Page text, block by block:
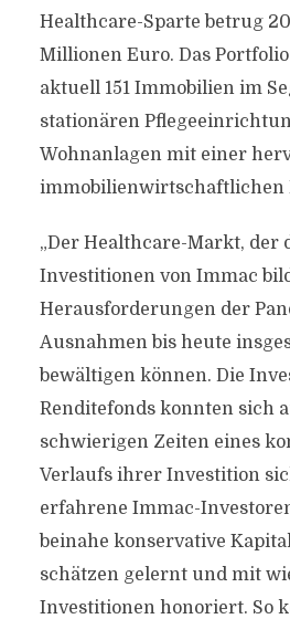
Healthcare-Sparte betrug
Millionen Euro. Das
aktuell 151 Immobilien im
stationären
Wohnanlagen mit einer
immobilienwirtschaftlichen
„Der Healthcare-Markt, der
Investitionen von Immac
Herausforderungen der
Ausnahmen bis heute
bewältigen können. Die
Renditefonds konnten sich
schwierigen Zeiten eines
Verlaufs ihrer Investition
erfahrene Immac-
beinahe konservative
schätzen gelernt und mit
Investitionen honoriert. So